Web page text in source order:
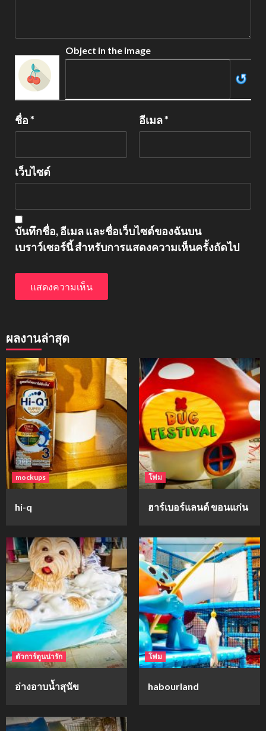
Object in the image
ชื่อ* อีเมล*
เว็บไซต์
บันทึกชื่อ, อีเมล และชื่อเว็บไซต์ของฉันบน
เบราว์เซอร์นี้ สำหรับการแสดงความเห็นครั้งถัดไป
ผลงานล่าสุด
mockups
hi-q
โฟม
ฮาร์เบอร์แลนด์ ขอนแก่น
ตัวการ์ตูนน่ารัก
อ่างอาบน้ำสุนัข
โฟม
habourland